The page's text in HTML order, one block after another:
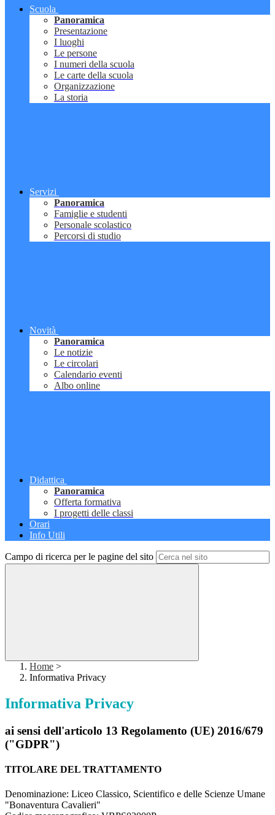
Scuola
Panoramica
Presentazione
I luoghi
Le persone
I numeri della scuola
Le carte della scuola
Organizzazione
La storia
Servizi
Panoramica
Famiglie e studenti
Personale scolastico
Percorsi di studio
Novità
Panoramica
Le notizie
Le circolari
Calendario eventi
Albo online
Didattica
Panoramica
Offerta formativa
I progetti delle classi
Orari
Info Utili
Campo di ricerca per le pagine del sito
Home >
Informativa Privacy
Informativa Privacy
ai sensi dell'articolo 13 Regolamento (UE) 2016/679
("GDPR")
TITOLARE DEL TRATTAMENTO
Denominazione: Liceo Classico, Scientifico e delle Scienze Umane
"Bonaventura Cavalieri"